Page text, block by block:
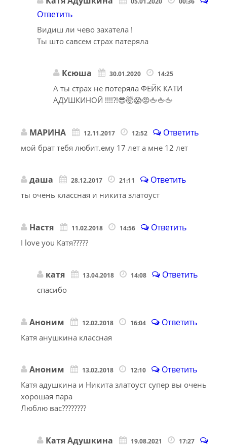
Ответить
Видиш ли чево захатела !
Ты што савсем страх патеряла
Ксюша 30.01.2020 14:25
А ты страх не потеряла ФЕЙК КАТИ
АДУШКИНОЙ !!!!?!😎🤯😱😡🖕🖕🖕
МАРИНА 12.11.2017 12:52 Ответить
мой брат тебя любит.ему 17 лет а мне 12 лет
даша 28.12.2017 21:11 Ответить
ты очень классная и никита златоуст
Настя 11.02.2018 14:56 Ответить
I love you Катя?????
катя 13.04.2018 14:08 Ответить
спасибо
Аноним 12.02.2018 16:04 Ответить
Катя анушкина классная
Аноним 13.02.2018 12:10 Ответить
Катя адушкина и Никита златоуст супер вы очень
хорошая пара
Люблю вас????????
Катя Адушкина 19.08.2021 17:27